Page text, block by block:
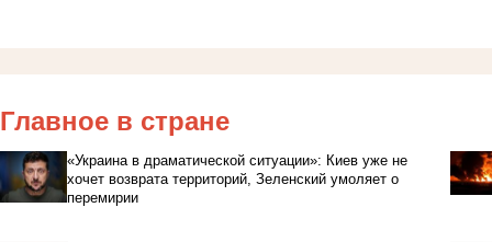
Главное в стране
«Украина в драматической ситуации»: Киев уже не
хочет возврата территорий, Зеленский умоляет о
перемирии